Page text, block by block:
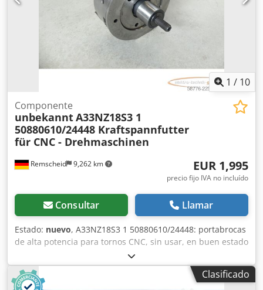
1 / 10
Remscheid 9,262 km
Componente
unbekanntA33NZ18S3 1
50880610/24448 Kraftspannfutter
für CNC - Drehmaschinen
EUR 1,995
precio fijo IVA no incluído
Consultar Llamar
Estado: nuevo, A33NZ18S3 1 50880610/24448: portabrocas
de alta potencia para tornos CNC, sin usar, en buen estado
de conservación, 100 % funcional. El alcance del
suministro se indica en las fotos. Cjdezr Tc Hepfx Ad Serf
Clasificado